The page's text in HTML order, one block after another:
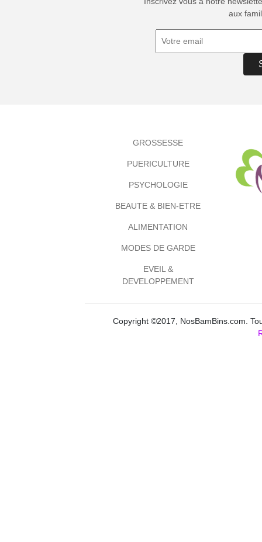
aux
GROSSESSE
PUERICULTURE
PSYCHOLOGIE
BEAUTE & BIEN-ETRE
ALIMENTATION
MODES DE GARDE
EVEIL &
DEVELOPPEMENT
Copyright ©2017, NosBamBins.com.